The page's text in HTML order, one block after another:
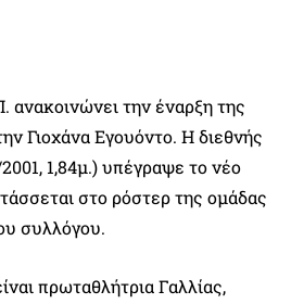
την έναρξη της
Γιοχάνα Εγουόντο. Η διεθνής
1,84μ.) υπέγραψε το νέο
στο ρόστερ της ομάδας
συλλόγου.
πρωταθλήτρια Γαλλίας,